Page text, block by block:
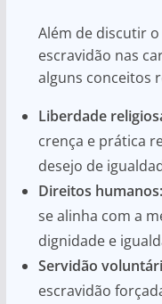
Além de discutir
escravidão nas
alguns conceitos
Liberdade
crença e prática
desejo de
Direitos humanos:
se alinha com a
dignidade e
Servidão
escravidão